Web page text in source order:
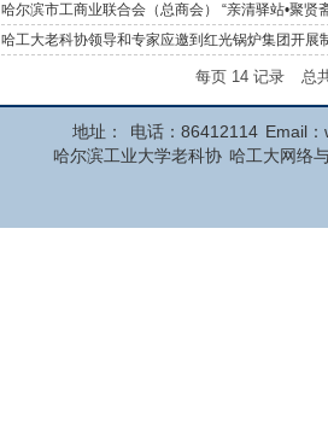
哈尔滨市工商业联合会（总商会） “亲清驿站•聚贤
哈工大老科协领导和专家应邀到红光锅炉集团开展
每页 14 记录 总
地址： 电话：86412114 Email
哈尔滨工业大学老科协 哈工大网络